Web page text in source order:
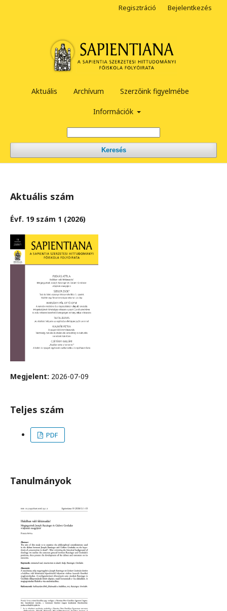
Aktuális Archívum Szerzőink figyelmébe
Információk
Keresés
Regisztráció Bejelentkezés
Aktuális szám
Évf. 19 szám 1 (2026)
Megjelent: 2026-07-09
Teljes szám
PDF
Tanulmányok